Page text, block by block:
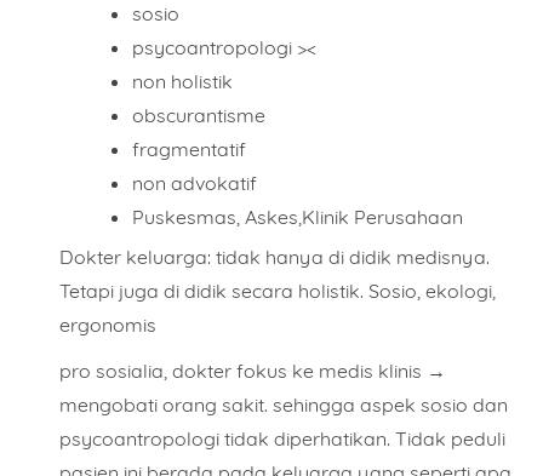
sosio
psycoantropologi ><
non holistik
obscurantisme
fragmentatif
non advokatif
Puskesmas, Askes,Klinik Perusahaan
Dokter keluarga: tidak hanya di didik medisnya.
Tetapi juga di didik secara holistik. Sosio, ekologi,
ergonomis
pro sosialia, dokter fokus ke medis klinis →
mengobati orang sakit. sehingga aspek sosio dan
psycoantropologi tidak diperhatikan. Tidak peduli